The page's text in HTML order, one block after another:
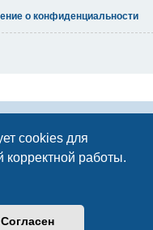
cookies для
корректной работы.
Согласен
о конфиденциальности
Развития Игорного Бизнеса
admin@rarib.ru
office@rarib.ru
возможно только при письменном
объявлений и информации
с соблюдением правил
Официальные форумы деятелей
было удалено нашими
без нарушений правил Форума) ,
наadmin@rarib.ru